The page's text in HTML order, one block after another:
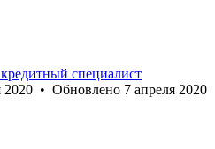
специалист
• Обновлено 7 апреля 2020